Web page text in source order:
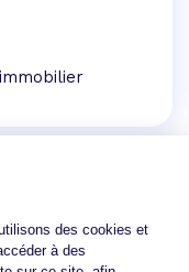
remboursé.
avant de